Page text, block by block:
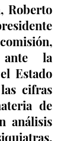
Roberto
ante la
Estado
cifras
de
análisis